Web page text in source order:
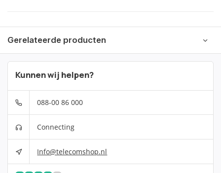
Gerelateerde producten
Kunnen wij helpen?
088-00 86 000
Connecting
Info@telecomshop.nl